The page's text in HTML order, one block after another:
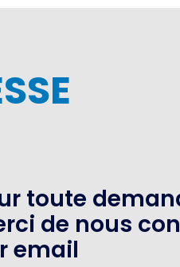
toute
de nous
email